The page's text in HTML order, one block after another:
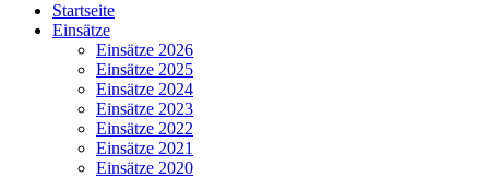
Startseite
Einsätze
Einsätze 2026
Einsätze 2025
Einsätze 2024
Einsätze 2023
Einsätze 2022
Einsätze 2021
Einsätze 2020